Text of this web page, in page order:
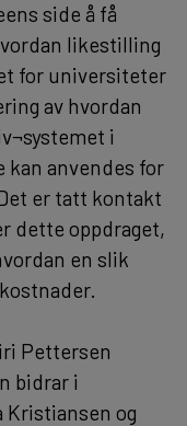
side å få
likestilling
for universiteter
av hvordan
i
anvendes for
er tatt kontakt
dette oppdraget,
en slik
Pettersen
bidrar i
Kristiansen og